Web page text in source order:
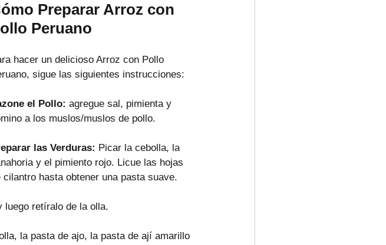
Preparar Arroz con
Peruano
hacer un delicioso Arroz con Pollo
sigue las siguientes instrucciones:
el Pollo: agregue sal, pimienta y
a los muslos/muslos de pollo.
las Verduras: Picar la cebolla, la
y el pimiento rojo. Licue las hojas
cilantro hasta obtener una pasta suave.
luego retíralo de la olla.
la pasta de ajo, la pasta de ají amarillo